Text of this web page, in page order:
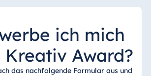
ich mich
Award?
das nachfolgende Formular aus und